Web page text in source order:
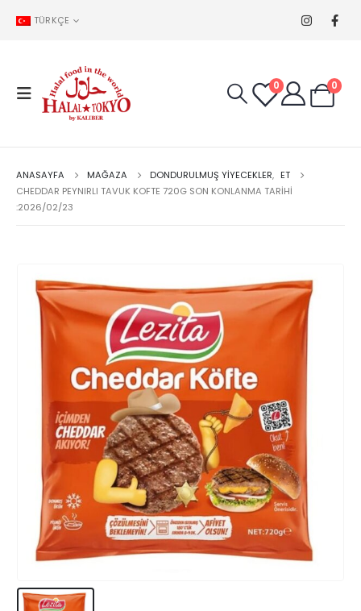
TÜRKÇE
0 0
ANASAYFA MAĞAZA DONDURULMUŞ YIYECEKLER, ET
CHEDDAR PEYNIRLI TAVUK KOFTE 720G SON KONLANMA TARIHI
:2026/02/23